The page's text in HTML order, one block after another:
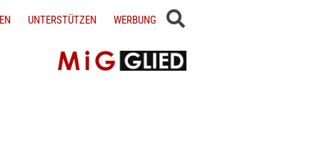
UNTERSTÜTZEN WERBUNG